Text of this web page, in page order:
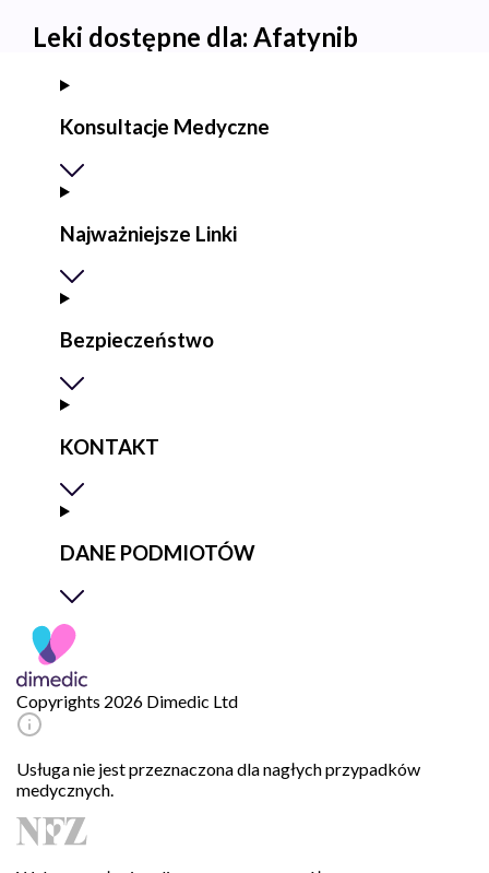
Leki dostępne dla: Afatynib
Konsultacje Medyczne
Najważniejsze Linki
Bezpieczeństwo
KONTAKT
DANE PODMIOTÓW
Copyrights 2026 Dimedic Ltd
Usługa nie jest przeznaczona dla nagłych przypadków
medycznych.